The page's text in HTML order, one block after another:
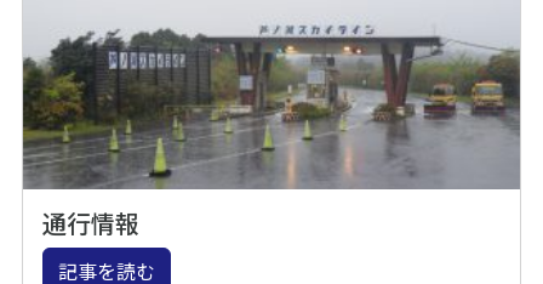
通行情報
記事を読む